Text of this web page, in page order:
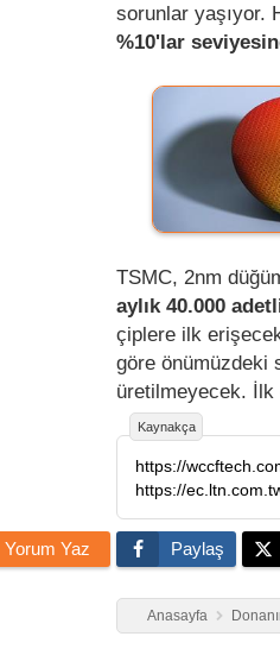
sorunlar yaşıyor.
%10'lar
TSMC, 2nm
aylık 40.000
çiplere ilk
göre önümüzdeki
üretilmeyecek. İlk
Kaynakça
https://
https://
Yorum Yaz Paylaş
Anasayfa